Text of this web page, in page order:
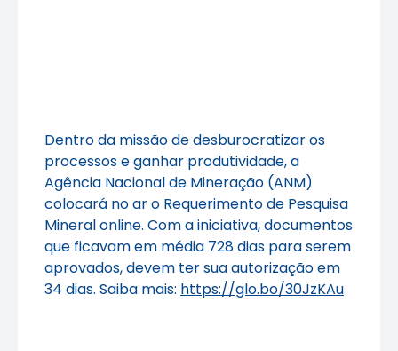
Dentro da missão de desburocratizar os
processos e ganhar produtividade, a
Agência Nacional de Mineração (ANM)
colocará no ar o Requerimento de Pesquisa
Mineral online. Com a iniciativa, documentos
que ficavam em média 728 dias para serem
aprovados, devem ter sua autorização em
34 dias. Saiba mais: https://glo.bo/30JzKAu